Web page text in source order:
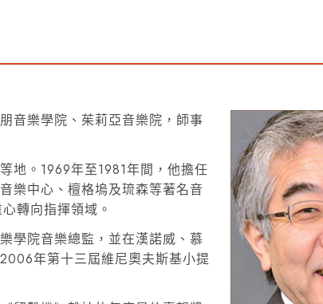
音樂學院、茱莉亞音樂院，師事
地。1969年至1981年間，他擔任
樂中心、檀格塢及琉森等著名音
轉向指揮領域 。
學院音樂總監，並在漢諾威、慕
年第十三屆維尼奧夫斯基小提